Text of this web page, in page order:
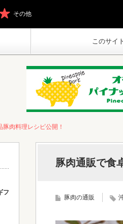
このサイ
その他
肉料理レシピ公開！
豚肉通販で食
豚肉の通販
フ